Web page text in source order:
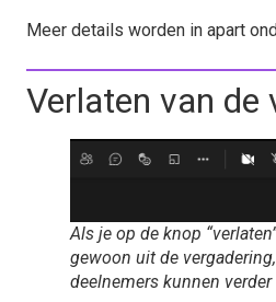
Meer details worden in apart
Verlaten van de
Als je op de knop
gewoon uit de
deelnemers kunnen verder